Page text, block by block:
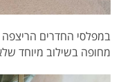
במפלסי החדרים
מחופה בשילוב מיוחד